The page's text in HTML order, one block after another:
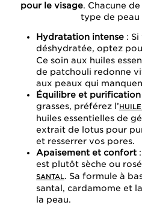
pour le visage. Chacune de
type de peau
Hydratation intense :
déshydratée, optez
Ce soin aux huiles
de patchouli redonne
aux peaux qui
Équilibre et purification
grasses, préférez l’
huiles essentielles de
extrait de lotus pour
et resserrer vos pores.
Apaisement et confort
est plutôt sèche ou
SANTAL. Sa formule à
santal, cardamome et
la peau.